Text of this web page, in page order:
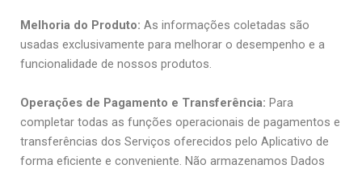
Melhoria do Produto: As informações coletadas são
usadas exclusivamente para melhorar o desempenho e a
funcionalidade de nossos produtos.
Operações de Pagamento e Transferência: Para
completar todas as funções operacionais de pagamentos e
transferências dos Serviços oferecidos pelo Aplicativo de
forma eficiente e conveniente. Não armazenamos Dados